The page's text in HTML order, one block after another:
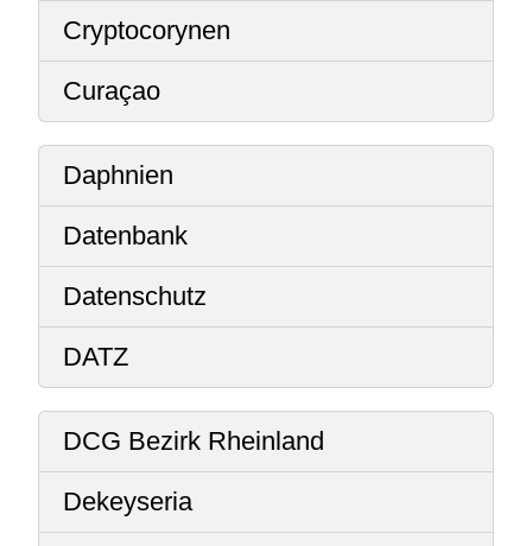
Cryptocorynen
Curaçao
Daphnien
Datenbank
Datenschutz
DATZ
DCG Bezirk Rheinland
Dekeyseria